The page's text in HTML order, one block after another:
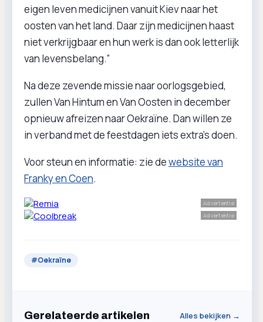
eigen leven medicijnen vanuit Kiev naar het
oosten van het land. Daar zijn medicijnen haast
niet verkrijgbaar en hun werk is dan ook letterlijk
van levensbelang.”
Na deze zevende missie naar oorlogsgebied,
zullen Van Hintum en Van Oosten in december
opnieuw afreizen naar Oekraïne. Dan willen ze
in verband met de feestdagen iets extra’s doen.
Voor steun en informatie: zie dewebsite van
Franky en Coen.
Advertentie
Advertentie
#Oekraïne
Gerelateerde artikelen Alles bekijken →